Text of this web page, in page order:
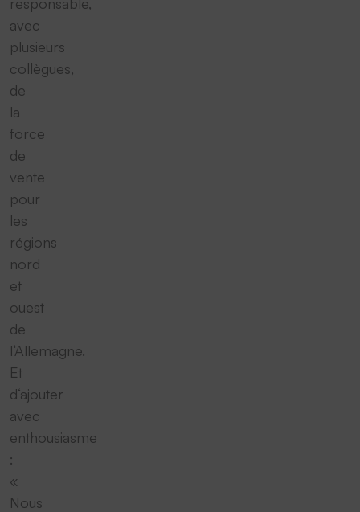
avec
plusieurs
collègues,
de
la
force
de
vente
pour
les
régions
nord
et
ouest
de
l‘Allemagne.
Et
d‘ajouter
avec
enthousiasme
:
«
Nous